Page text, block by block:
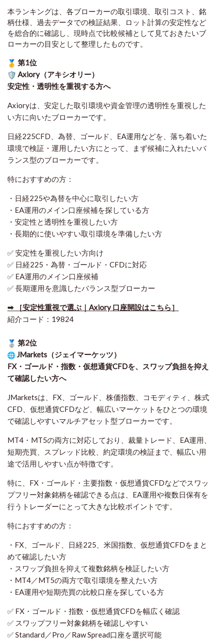
本ランキングは、各ブローカーの取引環境、取引コスト、銘
柄仕様、過去データでの検証結果、ロット計算の安定性など
を総合的に確認し、現時点で比較候補として見ておきたいブ
ローカーの目安として整理したものです
第1位
Axiory（アキシオリー）
安定性・透明性を重視する方へ
Axioryは、安定した取引環境や資金管理の透明性を重視した
い方に向いたブローカーです。
日経225CFD、為替、ゴールド、EA運用などを、落ち着いた
環境で検証・運用したい方にとって、まず候補に入れたいバ
ランス型のブローカーです。
特におすすめの方：
・日経225や為替を中心に取引したい方
・EA運用のメイン口座候補を探している方
・安定性と透明性を重視したい方
・長期的に使いやすい取引環境を準備したい方
✅ 安定性を重視したい方向け
✅ 日経225・為替・ゴールド・CFDに対応
✅ EA運用のメイン口座候補
✅ 長期運用を意識したバランス型ブローカー
➡ ［安定性重視で選ぶ｜Axiory 口座開設はこちら］
紹介コード：19824
第2位
JMarkets（ジェイマーケッツ）
FX・ゴールド・指数・仮想通貨CFDを、スワップ負担を抑え
て確認したい方へ
JMarketsは、FX、ゴールド、株価指数、コモディティ、株式
CFD、仮想通貨CFDなど、幅広いマーケットをひとつの環境
で確認しやすいマルチアセット型ブローカーです。
MT4・MT5の両方に対応しており、裁量トレード、EA運用、
短期売買、スプレッド比較、約定環境の検証まで、幅広い用
途で活用しやすい点が特徴です。
特に、FX・ゴールド・主要指数・仮想通貨CFDなどでスワッ
プフリー対象銘柄を確認できる点は、EA運用や複数日保有を
行うトレーダーにとって大きな比較ポイントです。
特におすすめの方：
・FX、ゴールド、日経225、米国指数、仮想通貨CFDをまと
めて確認したい方
・スワップ負担を抑えて複数銘柄を検証したい方
・MT4／MT5の両方で取引環境を整えたい方
・EA運用や短期売買の比較口座を探している方
✅ FX・ゴールド・指数・仮想通貨CFDを幅広く確認
✅ スワップフリー対象銘柄を確認しやすい
✅ Standard／Pro／Raw Spread口座を選択可能